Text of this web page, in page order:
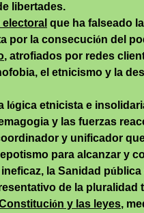
libertades.
que ha falseado
por la consecución del
, atrofiados por redes
el etnicismo y la
l ógica etnicista e
y las fuerzas
y unificador
para alcanzar y
la Sanidad pú
de la pluralidad
ón y las leyes,